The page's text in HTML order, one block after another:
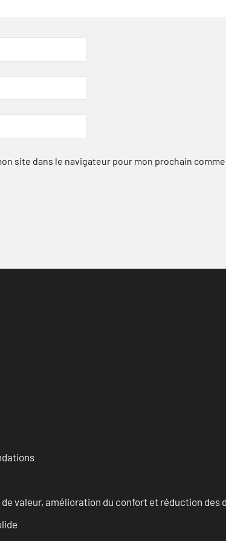
site dans le navigateur pour mon prochain
valeur, amélioration du confort et réduction des